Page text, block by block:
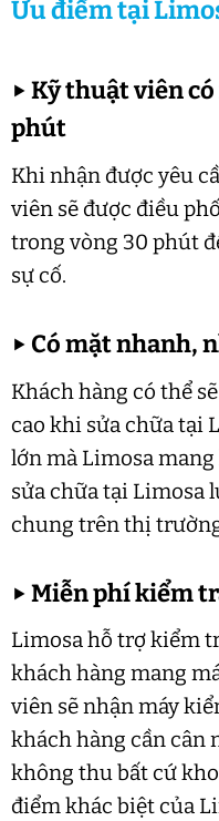
Ưu điểm tại
▶Kỹ thuật viên
phút
Khi nhận được yêu
viên sẽ được điều
trong vòng 30 phút
sự cố.
▶ Có mặt nhanh,
Khách hàng có thể
cao khi sửa chữa tại
lớn mà Limosa
sửa chữa tại Limosa
chung trên thị
▶Miễn phí kiểm
Limosa hỗ trợ kiểm
khách hàng mang
viên sẽ nhận máy
khách hàng cần cân
không thu bất cứ
điểm khác biệt của